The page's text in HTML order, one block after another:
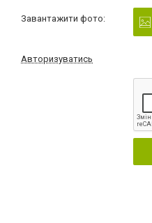
Завантажити фото:
Авторизуватись